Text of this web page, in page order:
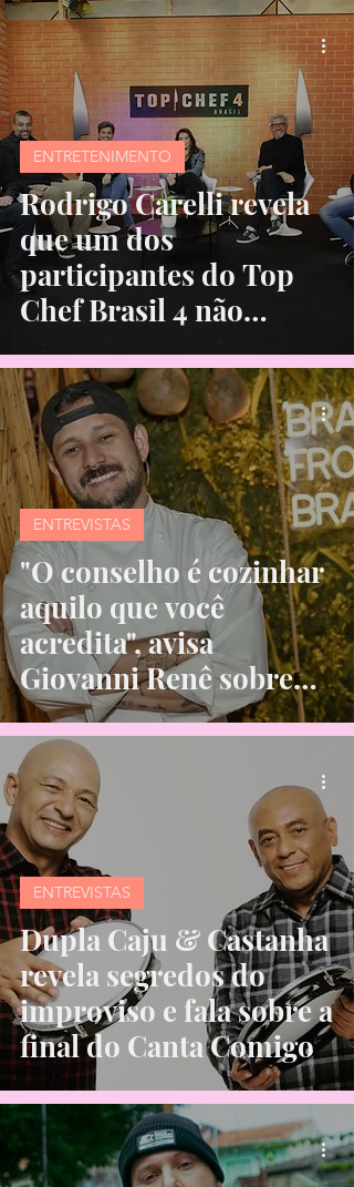
Rodrigo Carelli revela
que um dos
participantes do Top
Chef Brasil 4 não
conhecerá a cozinha
ENTRETENIMENTO
"O conselho é cozinhar
aquilo que você
acredita", avisa
Giovanni Renê sobre
Top Chef
ENTREVISTAS
Dupla Caju & Castanha
revela segredos do
improviso e fala sobre a
final do Canta Comigo
ENTREVISTAS